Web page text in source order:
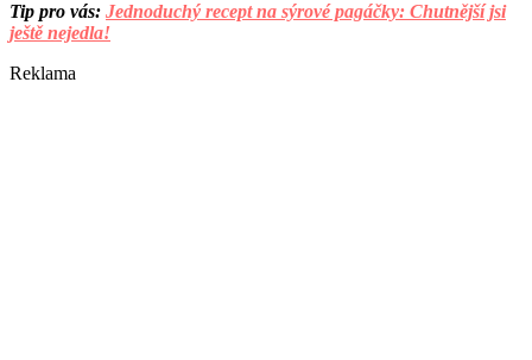
Tip pro vás: Jednoduchý recept na sýrové pagáčky: Chutnější jsi
ještě nejedla!
Reklama